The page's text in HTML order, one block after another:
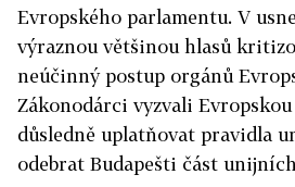
Evropského parlamentu. V
výraznou většinou hlasů
neúčinný postup orgánů
Zákonodárci vyzvali
důsledně uplatňovat pravidla
odebrat Budapešti část